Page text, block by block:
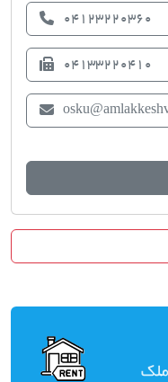
04123220360
04133220410